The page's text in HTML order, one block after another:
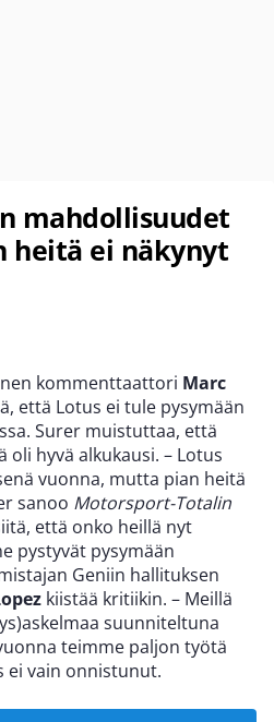
mahdollisuudet
heitä ei näkynyt
kommenttaattori Marc
että Lotus ei tule pysymään
Surer muistuttaa, että
oli hyvä alkukausi. – Lotus
vuonna, mutta pian heitä
sanoo Motorsport-Totalin
että onko heillä nyt
pystyvät pysymään
Geniin hallituksen
kiistää kritiikin. – Meillä
suunniteltuna
teimme paljon työtä
ei vain onnistunut.